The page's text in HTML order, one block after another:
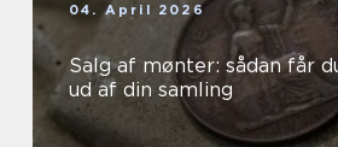
04. April 2026
Salg af mønter: sådan får
ud af din samling